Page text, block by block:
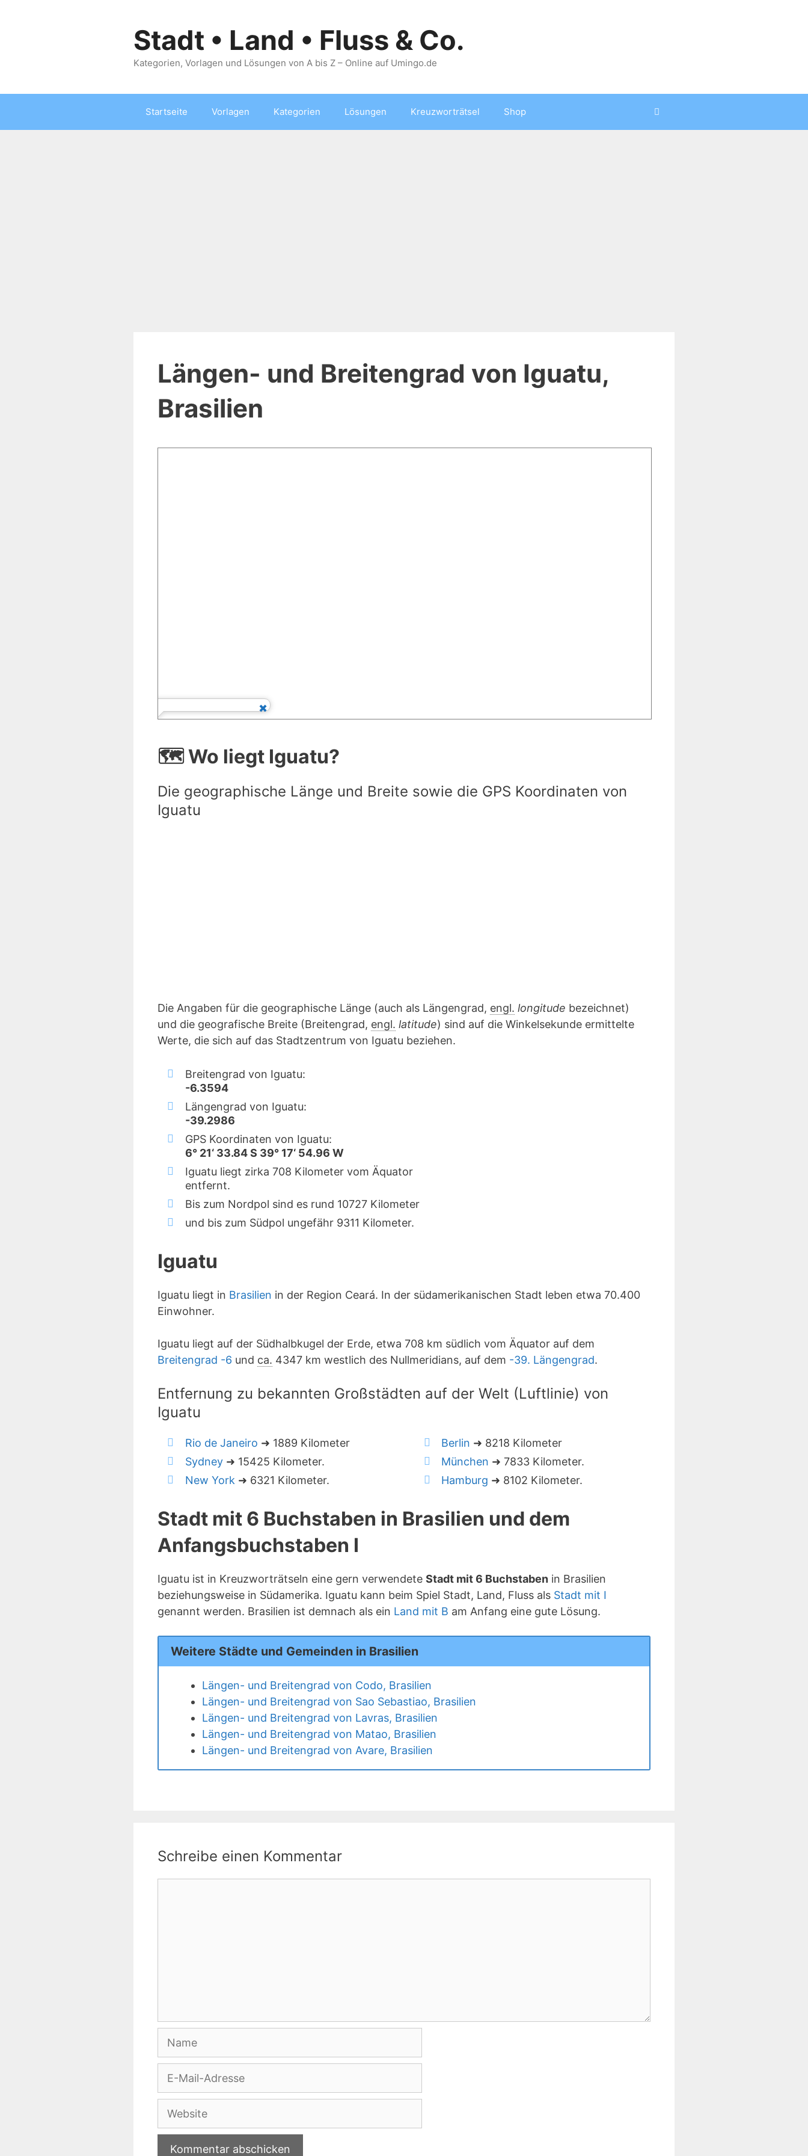
Stadt • Land • Fluss & Co.
Kategorien, Vorlagen und Lösungen von A bis Z – Online auf Umingo.de
Startseite Vorlagen Kategorien Lösungen Kreuzworträtsel Shop
Längen- und Breitengrad von Iguatu,
Brasilien
🗺️ Wo liegt Iguatu?
Die geographische Länge und Breite sowie die GPS Koordinaten von
Iguatu
Die Angaben für die geographische Länge (auch als Längengrad, engl. longitude bezeichnet)
und die geografische Breite (Breitengrad, engl. latitude) sind auf die Winkelsekunde ermittelte
Werte, die sich auf das Stadtzentrum von Iguatu beziehen.
Breitengrad von Iguatu:
-6.3594
Längengrad von Iguatu:
-39.2986
GPS Koordinaten von Iguatu:
6° 21‘ 33.84 S 39° 17‘ 54.96 W
Iguatu liegt zirka 708 Kilometer vom Äquator
entfernt.
Bis zum Nordpol sind es rund 10727 Kilometer
und bis zum Südpol ungefähr 9311 Kilometer.
Iguatu
Iguatu liegt in Brasilien in der Region Ceará. In der südamerikanischen Stadt leben etwa 70.400
Einwohner.
Iguatu liegt auf der Südhalbkugel der Erde, etwa 708 km südlich vom Äquator auf dem
Breitengrad -6 und ca. 4347 km westlich des Nullmeridians, auf dem -39. Längengrad.
Entfernung zu bekannten Großstädten auf der Welt (Luftlinie) von
Iguatu
Rio de Janeiro ➜ 1889 Kilometer
Sydney ➜ 15425 Kilometer.
New York ➜ 6321 Kilometer.
Berlin ➜ 8218 Kilometer
München ➜ 7833 Kilometer.
Hamburg ➜ 8102 Kilometer.
Stadt mit 6 Buchstaben in Brasilien und dem
Anfangsbuchstaben I
Iguatu ist in Kreuzworträtseln eine gern verwendete Stadt mit 6 Buchstaben in Brasilien
beziehungsweise in Südamerika. Iguatu kann beim Spiel Stadt, Land, Fluss als Stadt mit I
genannt werden. Brasilien ist demnach als ein Land mit B am Anfang eine gute Lösung.
Weitere Städte und Gemeinden in Brasilien
Längen- und Breitengrad von Codo, Brasilien
Längen- und Breitengrad von Sao Sebastiao, Brasilien
Längen- und Breitengrad von Lavras, Brasilien
Längen- und Breitengrad von Matao, Brasilien
Längen- und Breitengrad von Avare, Brasilien
Schreibe einen Kommentar
Adresse
Website